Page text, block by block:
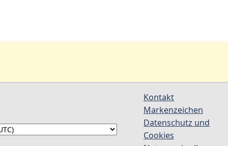
Kontakt
Markenzeichen
Datenschutz und
Cookies